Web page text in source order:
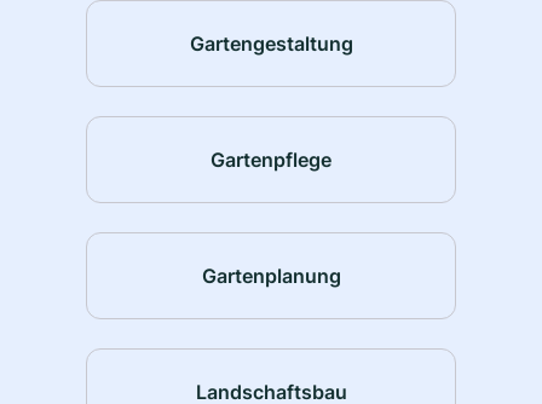
Gartengestaltung
Gartenpflege
Gartenplanung
Landschaftsbau